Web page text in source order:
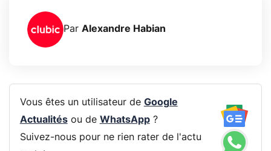
Par Alexandre Habian
Vous êtes un utilisateur de Google
Actualitésou de WhatsApp?
Suivez-nous pour ne rien rater de l'actu